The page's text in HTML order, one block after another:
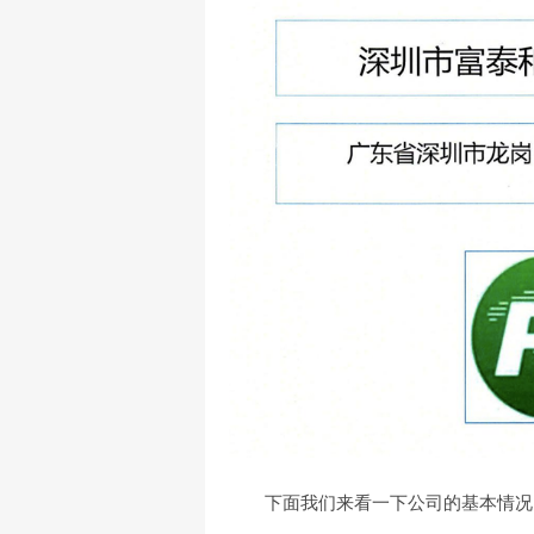
下面我们来看一下公司的基本情